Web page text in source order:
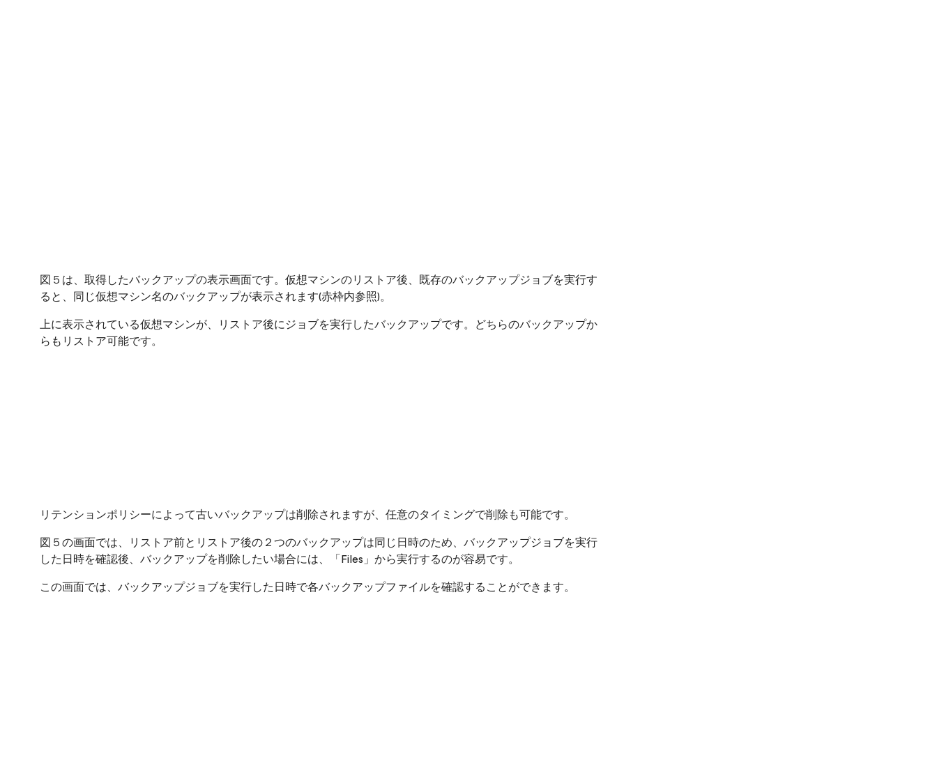
図５は、取得したバックアップの表示画面です。仮想マシンのリストア後、既存のバックアップジョブを実行す
ると、同じ仮想マシン名のバックアップが表示されます(赤枠内参照)。
上に表示されている仮想マシンが、リストア後にジョブを実行したバックアップです。どちらのバックアップか
らもリストア可能です。
リテンションポリシーによって古いバックアップは削除されますが、任意のタイミングで削除も可能です。
図５の画面では、リストア前とリストア後の２つのバックアップは同じ日時のため、バックアップジョブを実行
した日時を確認後、バックアップを削除したい場合には、「Files」から実行するのが容易です。
この画面では、バックアップジョブを実行した日時で各バックアップファイルを確認することができます。